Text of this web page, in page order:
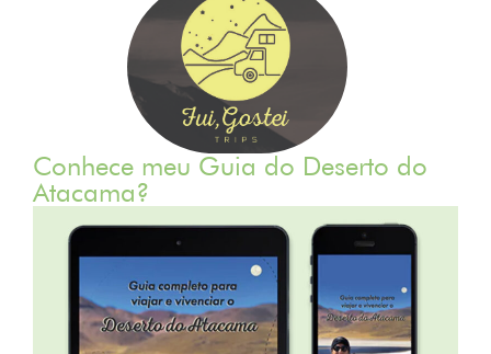
Conhece meu Guia do Deserto do
Atacama?